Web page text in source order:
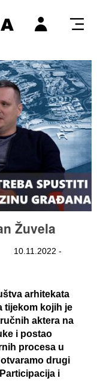
Žuvela
10.11.2022 -
arhitekata
tijekom kojih je
aktera na
i postao
procesa u
drugi
i